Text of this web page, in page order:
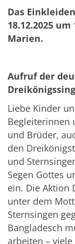
Das
18.12.2025
Marien.
Aufruf der
Liebe Kinder
Begleiterinnen
und Brüder,
den
und
Segen Gottes
ein. Die Aktion
unter dem
Sternsingen
Bangladesch
arbeiten –